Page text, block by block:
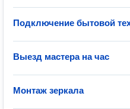
Подключение бытовой
Выезд мастера на час
Монтаж зеркала